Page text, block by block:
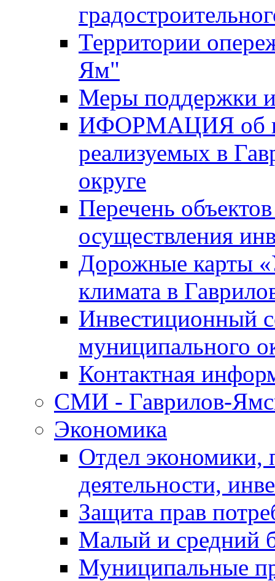
Территории
Ям"
Меры поддержки
ИФОРМАЦИЯ об
реализуемых в
округе
Перечень
осуществления
Дорожные карты
климата в
Инвестиционный
муниципального
Контактная
СМИ - Гаврилов-
Экономика
Отдел экономики,
деятельности,
Защита прав
Малый и средний
Муниципальные